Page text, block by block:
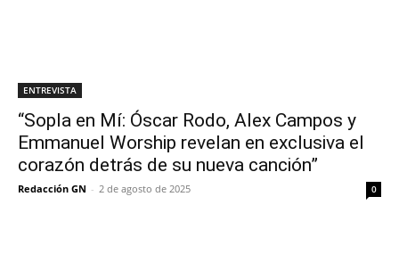
ENTREVISTA
“Sopla en Mí: Óscar Rodo, Alex Campos y
Emmanuel Worship revelan en exclusiva el
corazón detrás de su nueva canción”
Redacción GN - 2 de agosto de 2025 0